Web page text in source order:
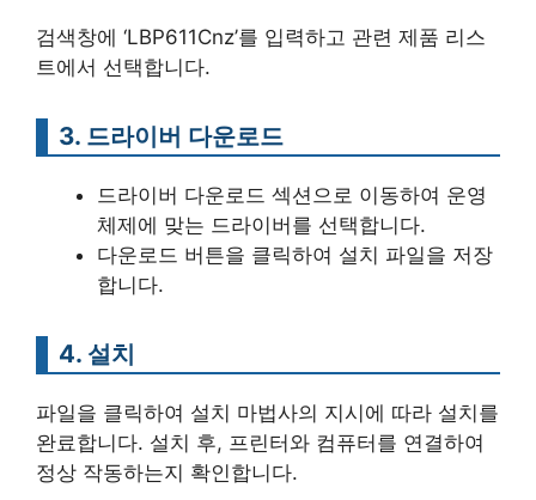
검색창에 ‘LBP611Cnz’를 입력하고 관련 제품 리스
트에서 선택합니다.
3. 드라이버 다운로드
드라이버 다운로드 섹션으로 이동하여 운영
체제에 맞는 드라이버를 선택합니다.
다운로드 버튼을 클릭하여 설치 파일을 저장
합니다.
4. 설치
파일을 클릭하여 설치 마법사의 지시에 따라 설치를
완료합니다. 설치 후, 프린터와 컴퓨터를 연결하여
정상 작동하는지 확인합니다.